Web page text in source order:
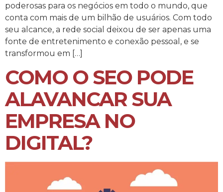
poderosas para os negócios em todo o mundo, que
conta com mais de um bilhão de usuários. Com todo
seu alcance, a rede social deixou de ser apenas uma
fonte de entretenimento e conexão pessoal, e se
transformou em […]
COMO O SEO PODE
ALAVANCAR SUA
EMPRESA NO
DIGITAL?